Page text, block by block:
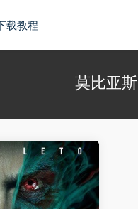
载教程
莫比亚斯